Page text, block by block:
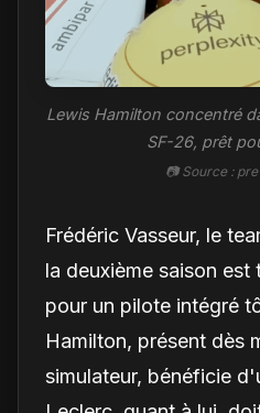
Lewis Hamilton concentré
SF-26, prêt
📷 Source :
Frédéric Vasseur, le
la deuxième saison
pour un pilote intégré
Hamilton, présent dès
simulateur, bénéficie